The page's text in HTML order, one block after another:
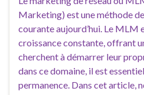
Marketing) est une méthode
courante aujourd’hui. Le MLM
croissance constante, offrant
cherchent à démarrer leur
dans ce domaine, il est
permanence. Dans cet article,